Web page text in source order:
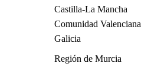
Castilla-La Mancha
Comunidad Valenciana
Galicia
Región de Murcia